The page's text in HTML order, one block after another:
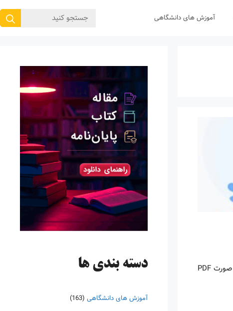
آموزش های دانشگاهی
جستجوی
اینروزها خرید PDF کتاب‎های خارجی بسیار رواج یافته است. با آنکه نسخه‌های ترجمه شده بسیار زیادی از کتاب‌ها چه به صورت چاپی و چه به صورت PDF
دسته‌ بندی ها
آموزش های دانشگاهی (163)